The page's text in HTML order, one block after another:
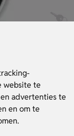
website te
advertenties te
en om te
het magnetische
in full colour. Een